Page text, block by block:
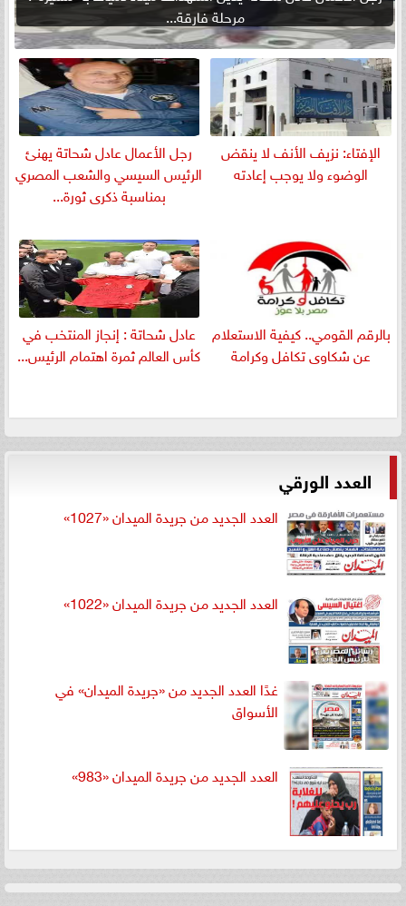
مرحلة فارقة...
الإفتاء: نزيف الأنف لا ينقض
الوضوء ولا يوجب إعادته
رجل الأعمال عادل شحاتة يهنئ
الرئيس السيسي والشعب المصري
بمناسبة ذكرى ثورة...
بالرقم القومي.. كيفية الاستعلام
عن شكاوى تكافل وكرامة
عادل شحاتة : إنجاز المنتخب في
كأس العالم ثمرة اهتمام الرئيس...
العدد الورقي
العدد الجديد من جريدة الميدان «1027»
العدد الجديد من جريدة الميدان «1022»
غدًا العدد الجديد من «جريدة الميدان» في
الأسواق
العدد الجديد من جريدة الميدان «983»